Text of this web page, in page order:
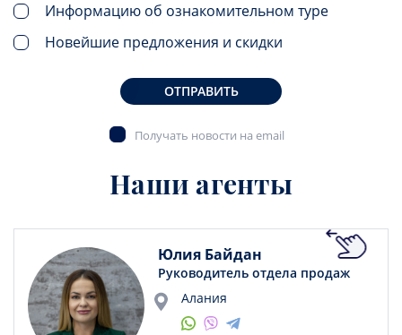
Информацию об ознакомительном туре
Новейшие предложения и скидки
ОТПРАВИТЬ
Получать новости на email
Наши агенты
Юлия Байдан
Руководитель отдела продаж
Алания